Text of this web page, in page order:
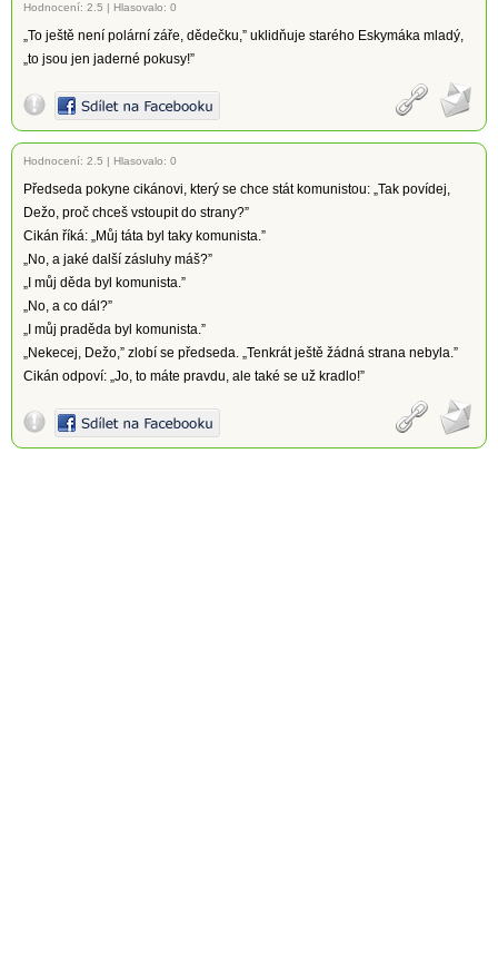
Hodnocení: 2.5 | Hlasovalo: 0
„To ještě není polární záře, dědečku,” uklidňuje starého Eskymáka mladý,
„to jsou jen jaderné pokusy!”
Hodnocení: 2.5 | Hlasovalo: 0
Předseda pokyne cikánovi, který se chce stát komunistou: „Tak povídej,
Dežo, proč chceš vstoupit do strany?”
Cikán říká: „Můj táta byl taky komunista.”
„No, a jaké další zásluhy máš?”
„I můj děda byl komunista.”
„No, a co dál?”
„I můj praděda byl komunista.”
„Nekecej, Dežo,” zlobí se předseda. „Tenkrát ještě žádná strana nebyla.”
Cikán odpoví: „Jo, to máte pravdu, ale také se už kradlo!”